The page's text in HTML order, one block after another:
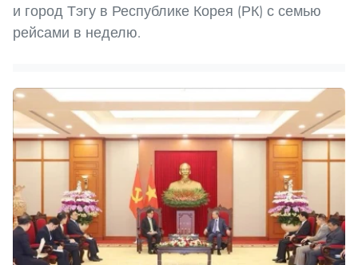
и город Тэгу в Республике Корея (РК) с семью
рейсами в неделю.